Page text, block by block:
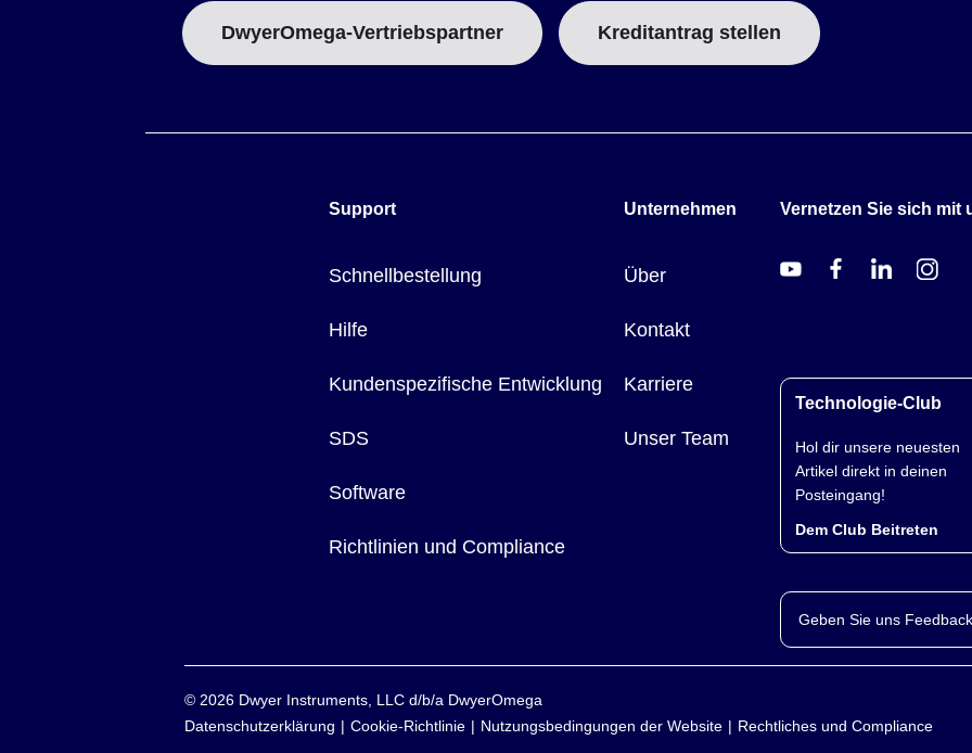
DwyerOmega-Vertriebspartner Kreditantrag stellen
Support
Schnellbestellung
Hilfe
Kundenspezifische Entwicklung
SDS
Software
Richtlinien und Compliance
Unternehmen
Über
Kontakt
Karriere
Unser Team
Vernetzen Sie sich mit
Technologie-Club
Hol dir unsere neuesten
Artikel direkt in deinen
Posteingang!
Dem Club Beitreten
Geben Sie uns
© 2026 Dwyer Instruments, LLC d/b/a DwyerOmega
Datenschutzerklärung
Cookie-Richtlinie Nutzungsbedingungen der Website Rechtliches und Compliance